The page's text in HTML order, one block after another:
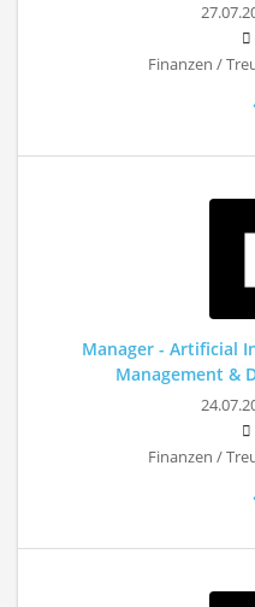
Finanzen /
Manager - Artificial
Management &
Finanzen /